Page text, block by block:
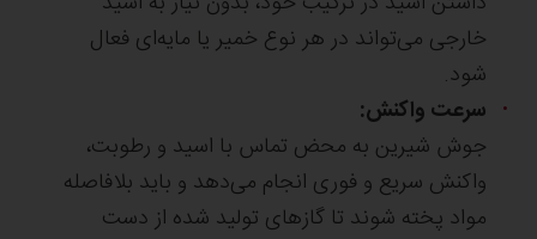
خارجی می‌تواند در هر نوع خمیر یا مایه‌ای فعال
شود.
سرعت واکنش:
جوش شیرین به محض تماس با اسید و رطوبت،
واکنش سریع و فوری انجام می‌دهد و باید بلافاصله
مواد پخته شوند تا گازهای تولید شده از دست